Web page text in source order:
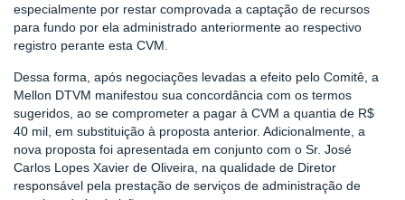
especialmente por restar comprovada a captação de recursos
para fundo por ela administrado anteriormente ao respectivo
registro perante esta CVM.
Dessa forma, após negociações levadas a efeito pelo Comitê, a
Mellon DTVM manifestou sua concordância com os termos
sugeridos, ao se comprometer a pagar à CVM a quantia de R$
40 mil, em substituição à proposta anterior. Adicionalmente, a
nova proposta foi apresentada em conjunto com o Sr. José
Carlos Lopes Xavier de Oliveira, na qualidade de Diretor
responsável pela prestação de serviços de administração de